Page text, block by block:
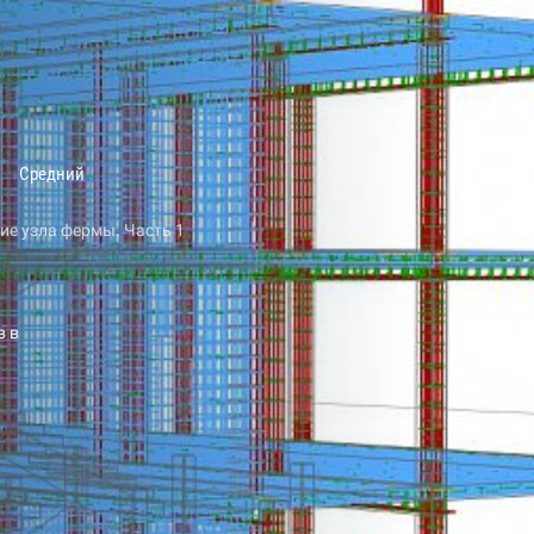
Средний
узла фермы. Часть 1
в